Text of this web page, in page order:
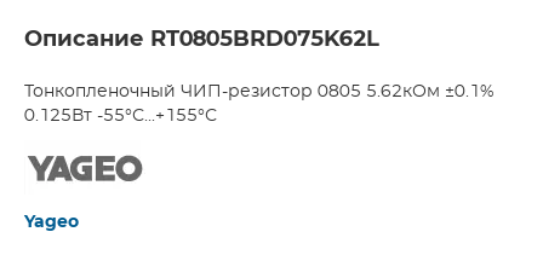
Описание RT0805BRD075K62L
Тонкопленочный ЧИП-резистор 0805 5.62кОм ±0.1%
0.125Вт -55°С...+155°С
Yageo